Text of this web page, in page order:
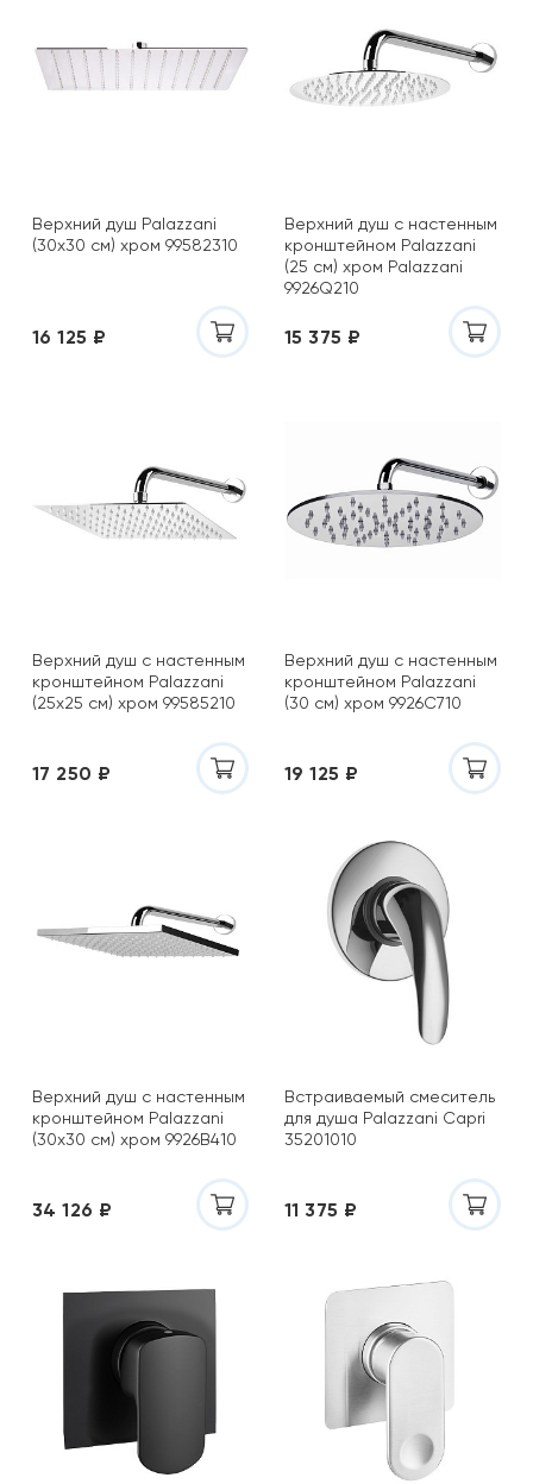
Верхний душ Palazzani
(30х30 см) хром 99582310
16 125 ₽
Верхний душ с настенным
кронштейном Palazzani
(25 см) хром Palazzani
9926Q210
15 375 ₽
Верхний душ с настенным
кронштейном Palazzani
(25х25 см) хром 99585210
17 250 ₽
Верхний душ с настенным
кронштейном Palazzani
(30 см) хром 9926C710
19 125 ₽
Верхний душ с настенным
кронштейном Palazzani
(30х30 см) хром 9926B410
34 126 ₽
Встраиваемый смеситель
для душа Palazzani Capri
35201010
11 375 ₽